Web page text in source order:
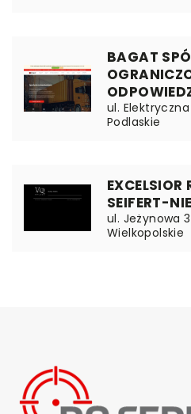
BAGAT
ul. Elektryczna
Podlaskie
SEIFERT-
ul. Jeżynowa
Wielkopolskie